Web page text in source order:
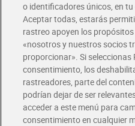
Envío gratis por compras
Envío estandar por 4,99€
Glovo y Uber Eats
Solicita tu factura de Glovo o
Únete al CLUB Dia
Disfruta las ventajas y ofertas
Descárgate la APP Dia
o identificadores únicos, en
Aceptar todas, estarás
rastreo apoyen los
«nosotros y nuestros socios
proporcionar». Si
consentimiento, los
rastreadores, parte del
podrían dejar de ser
acceder a este menú para
consentimiento en cualquier